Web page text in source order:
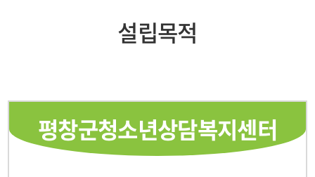
설립목적
평창군청소년상담복지센터